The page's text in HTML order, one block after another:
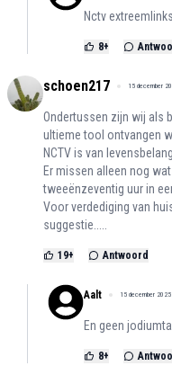
Nctv
8+
schoen217 15 december
Ondertussen zijn wij als
ultieme tool ontvangen
NCTV is van
Er missen alleen nog
tweeënzeventig uur in
Voor verdediging van
suggestie.....
19+ Antwoord
Aalt 15 december
En geen
8+